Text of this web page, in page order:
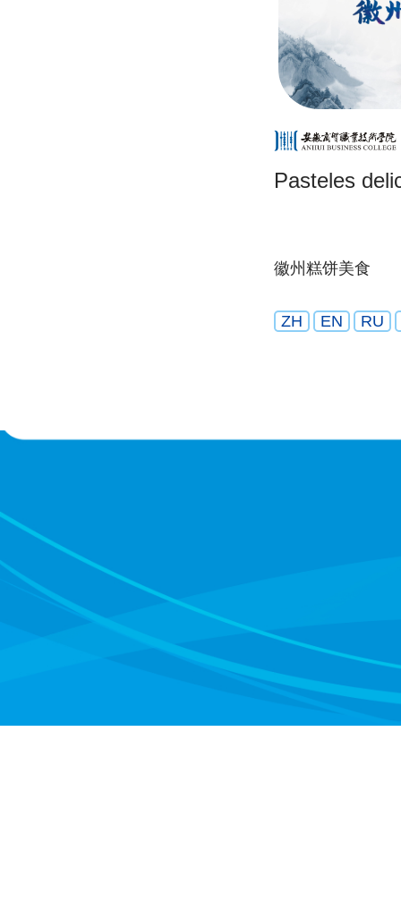
Pasteles
徽州糕饼美食
ZH EN RU